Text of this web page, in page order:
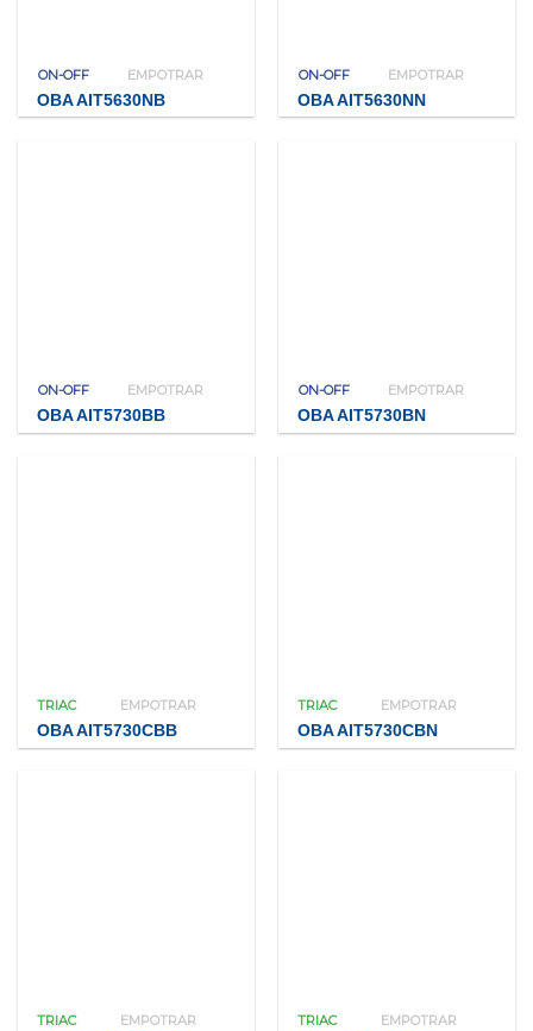
ON-OFF EMPOTRAR
OBA AIT5630NB
ON-OFF EMPOTRAR
OBA AIT5630NN
ON-OFF EMPOTRAR
OBA AIT5730BB
ON-OFF EMPOTRAR
OBA AIT5730BN
TRIAC EMPOTRAR
OBA AIT5730CBB
TRIAC EMPOTRAR
OBA AIT5730CBN
TRIAC EMPOTRAR TRIAC EMPOTRAR